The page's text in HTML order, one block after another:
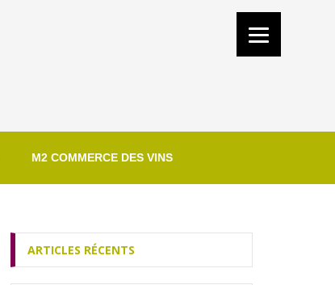
M2 COMMERCE DES VINS
ARTICLES RÉCENTS